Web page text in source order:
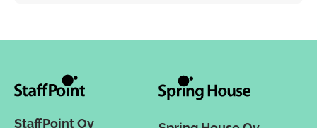
StaffPoint Oy